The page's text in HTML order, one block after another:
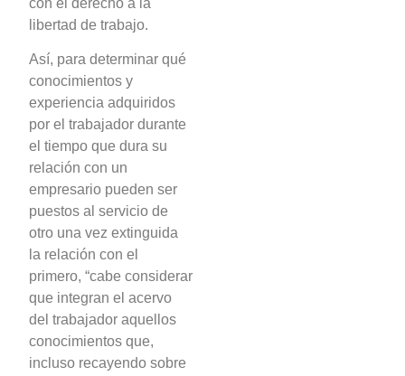
con el derecho a la
libertad de trabajo.
Así, para determinar qué
conocimientos y
experiencia adquiridos
por el trabajador durante
el tiempo que dura su
relación con un
empresario pueden ser
puestos al servicio de
otro una vez extinguida
la relación con el
primero, “cabe considerar
que integran el acervo
del trabajador aquellos
conocimientos que,
incluso recayendo sobre